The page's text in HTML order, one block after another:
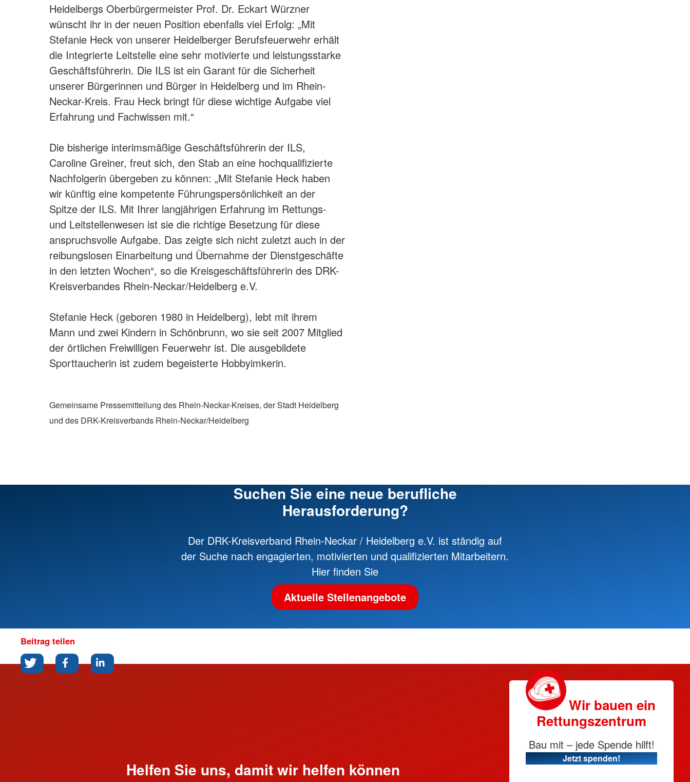
Heidelbergs Oberbürgermeister Prof. Dr. Eckart Würzner
wünscht ihr in der neuen Position ebenfalls viel Erfolg: „Mit
Stefanie Heck von unserer Heidelberger Berufsfeuerwehr erhält
die Integrierte Leitstelle eine sehr motivierte und leistungsstarke
Geschäftsführerin. Die ILS ist ein Garant für die Sicherheit
unserer Bürgerinnen und Bürger in Heidelberg und im Rhein-
Neckar-Kreis. Frau Heck bringt für diese wichtige Aufgabe viel
Erfahrung und Fachwissen mit.“
Die bisherige interimsmäßige Geschäftsführerin der ILS,
Caroline Greiner, freut sich, den Stab an eine hochqualifizierte
Nachfolgerin übergeben zu können: „Mit Stefanie Heck haben
wir künftig eine kompetente Führungspersönlichkeit an der
Spitze der ILS. Mit Ihrer langjährigen Erfahrung im Rettungs-
und Leitstellenwesen ist sie die richtige Besetzung für diese
anspruchsvolle Aufgabe. Das zeigte sich nicht zuletzt auch in der
reibungslosen Einarbeitung und Übernahme der Dienstgeschäfte
in den letzten Wochen“, so die Kreisgeschäftsführerin des DRK-
Kreisverbandes Rhein-Neckar/Heidelberg e.V.
Stefanie Heck (geboren 1980 in Heidelberg), lebt mit ihrem
Mann und zwei Kindern in Schönbrunn, wo sie seit 2007 Mitglied
der örtlichen Freiwilligen Feuerwehr ist. Die ausgebildete
Sporttaucherin ist zudem begeisterte Hobbyimkerin.
Gemeinsame Pressemitteilung des Rhein-Neckar-Kreises, der Stadt Heidelberg
und des DRK-Kreisverbands Rhein-Neckar/Heidelberg
Suchen Sie eine neue berufliche
Herausforderung?
Der DRK-Kreisverband Rhein-Neckar / Heidelberg e.V. ist ständig auf
der Suche nach engagierten, motivierten und qualifizierten Mitarbeitern.
Hier finden Sie
Aktuelle Stellenangebote
Beitrag teilen
Helfen Sie uns, damit wir helfen können
Wir bauen ein
Rettungszentrum
Bau mit – jede Spende hilft!
Jetzt spenden!